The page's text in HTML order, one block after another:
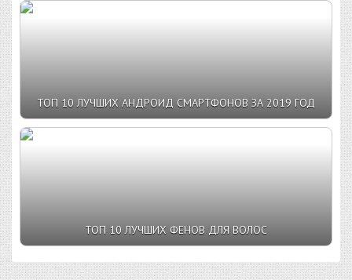
ТОП 10 ЛУЧШИХ АНДРОИД СМАРТФОНОВ ЗА 2019 ГОД
ТОП 10 ЛУЧШИХ ФЕНОВ ДЛЯ ВОЛОС